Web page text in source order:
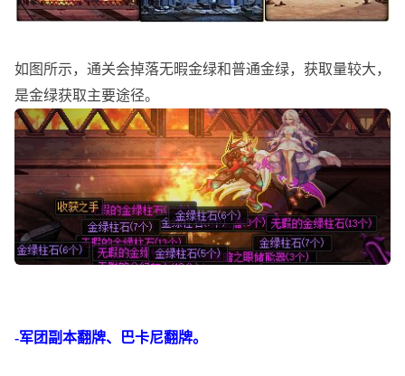
如图所示，通关会掉落无暇金绿和普通金绿，获取量较大，
是金绿获取主要途径。
-军团副本翻牌、巴卡尼翻牌。